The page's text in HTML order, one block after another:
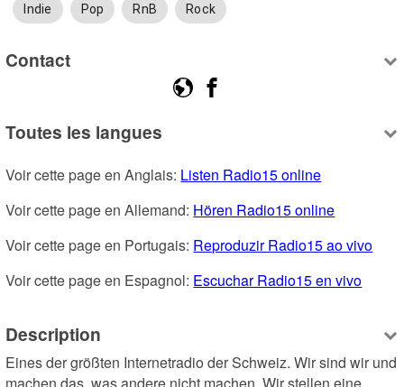
Indie Pop RnB Rock
Contact
Toutes les langues
Voir cette page en Anglais: Listen Radio15 online
Voir cette page en Allemand: Hören Radio15 online
Voir cette page en Portugais: Reproduzir Radio15 ao vivo
Voir cette page en Espagnol: Escuchar Radio15 en vivo
Description
Eines der größten Internetradio der Schweiz. Wir sind wir und